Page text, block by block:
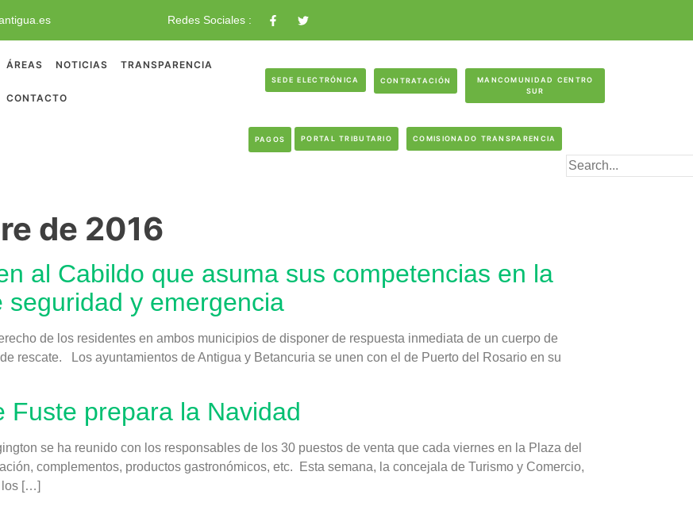
Redes Sociales :
ÁREAS NOTICIAS TRANSPARENCIA
CONTACTO
SEDE ELECTRÓNICA CONTRATACIÓN
MANCOMUNIDAD CENTRO
SUR
PAGOS PORTAL TRIBUTARIO COMISIONADO TRANSPARENCIA
de 2016
al Cabildo que asuma sus competencias en la
y emergencia
de los residentes en ambos municipios de disponer de respuesta inmediata de un cuerpo de
rescate. Los ayuntamientos de Antigua y Betancuria se unen con el de Puerto del Rosario en su
Fuste prepara la Navidad
se ha reunido con los responsables de los 30 puestos de venta que cada viernes en la Plaza del
complementos, productos gastronómicos, etc. Esta semana, la concejala de Turismo y Comercio,
los […]